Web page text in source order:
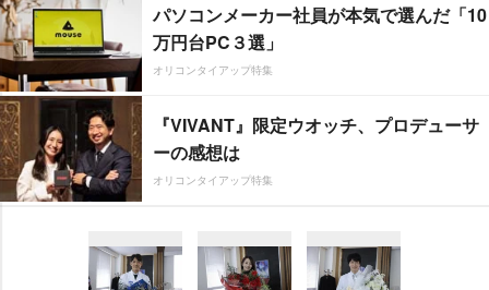
パソコンメーカー社員が本気で選んだ「10
万円台PC３選」
オリコンタイアップ特集
『VIVANT』限定ウオッチ、プロデューサ
ーの感想は
オリコンタイアップ特集